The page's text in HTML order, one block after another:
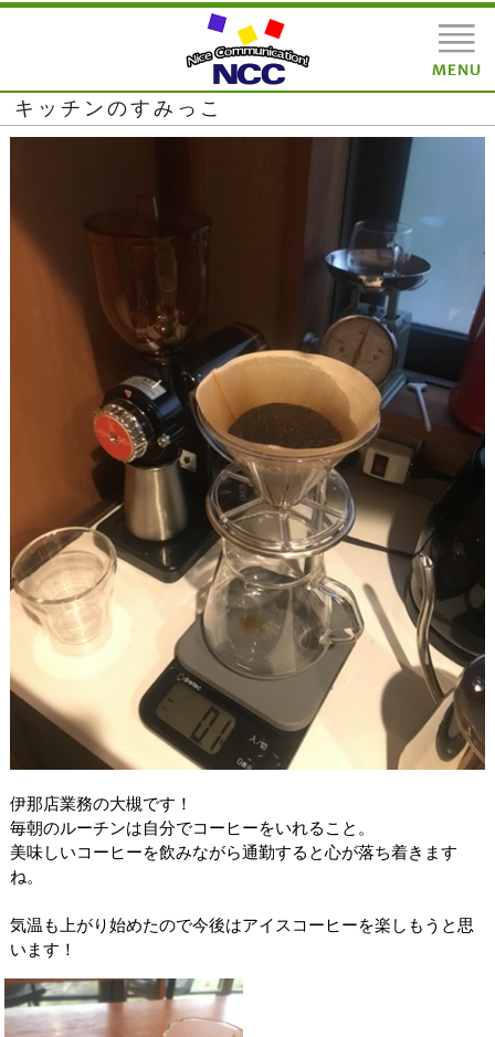
キッチンのすみっこ
伊那店業務の大槻です！
毎朝のルーチンは自分でコーヒーをいれること。
美味しいコーヒーを飲みながら通勤すると心が落ち着きます
ね。
気温も上がり始めたので今後はアイスコーヒーを楽しもうと思
います！